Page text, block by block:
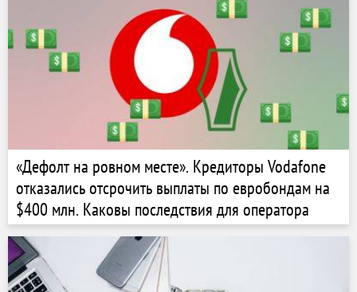
«Дефолт на ровном месте». Кредиторы Vodafone
отказались отсрочить выплаты по евробондам на
$400 млн. Каковы последствия для оператора